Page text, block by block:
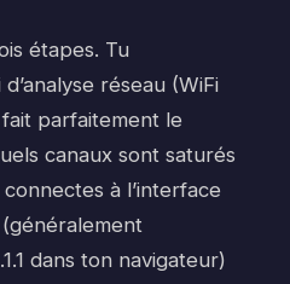
étapes. Tu
réseau (WiFi
parfaitement le
canaux sont saturés
à l’interface
dans ton navigateur)